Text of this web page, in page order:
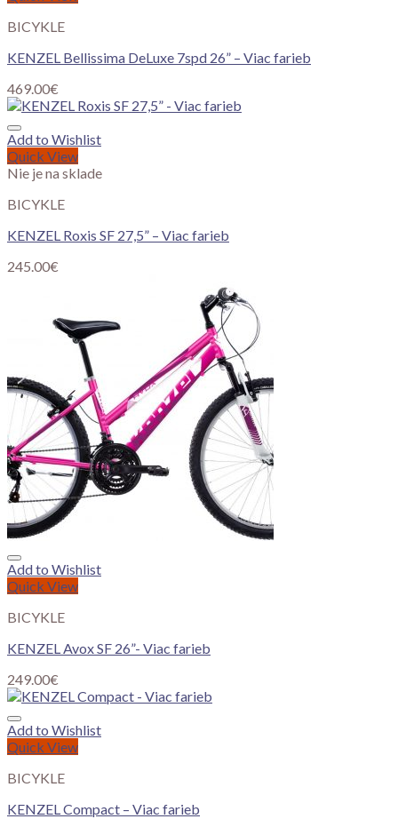
BICYKLE
KENZEL Bellissima DeLuxe 7spd 26” – Viac farieb
469.00€
Add to Wishlist
Quick View
Nie je na sklade
BICYKLE
KENZEL Roxis SF 27,5” – Viac farieb
245.00€
Add to Wishlist
Quick View
BICYKLE
KENZEL Avox SF 26”- Viac farieb
249.00€
Add to Wishlist
Quick View
BICYKLE
KENZEL Compact – Viac farieb